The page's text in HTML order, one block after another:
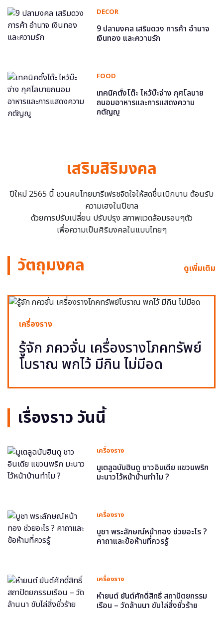
DECOR
9 ปลามงคล เสริมดวง การค้า อำนาจ
เงินทอง และความรัก
FOOD
เทคนิคตั้งโต๊ะ ไหว้บ๊ะจ่าง กุศโลบาย
ถนอมอาหารและการแสดงความ
กตัญญู
เสริมสิริมงคล
ปีใหม่ 2565 นี้ ชวนคนไทยมารีเฟรชจิตใจให้สดชื่นเบิกบาน ต้อนรับ
ความเฮงในปีขาล
ด้วยการปรับเปลี่ยน ปรับปรุง สภาพแวดล้อมรอบๆตัว
เพื่อความเป็นศิริมงคลในแบบไทยๆ
วัตถุมงคล ดูเพิ่มเติม
เครื่องราง
รู้จัก ภควจั่น เครื่องรางโภคทรัพย์
โบราณ พกไว้ มีกิน ไม่มีอด
เรื่องราว วันนี้
เครื่องราง
มูเตลูฉบับฮินดู ชาวอินเดีย แขวนพริก
มะนาวไว้หน้าบ้านทำไม ?
เครื่องราง
บูชา พระลักษณ์หน้าทอง ช่วยอะไร ?
คาถาและข้อห้ามที่ควรรู้
เครื่องราง
หำยนต์ ยันต์ศักดิ์สิทธิ์ สถาปัตยกรรม
เรือน – วัดล้านนา ขับไล่สิ่งชั่วร้าย